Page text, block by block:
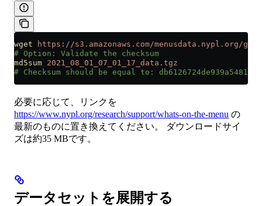
wget https://s3.amazonaws.com/menusdata.nypl.org/
# Option: Validate the checksum
md5sum 2021_08_01_07_01_17_data.tgz
# Checksum should be equal to:
必要に応じて、リンクを
https://www.nypl.org/research/support/whats-on-the-menu の
最新のものに置き換えてください。 ダウンロードサイ
ズは約35 MBです。
データセットを展開する